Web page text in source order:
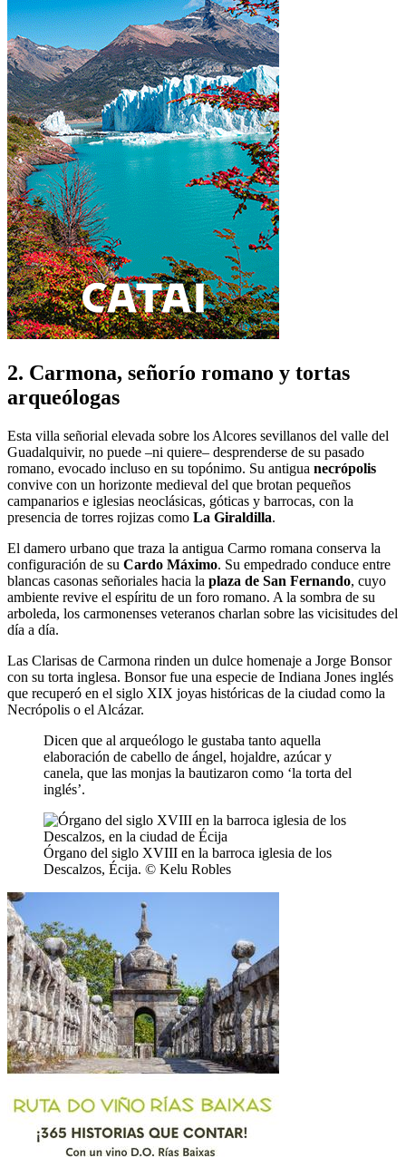
2. Carmona, señorío romano y tortas
arqueólogas
Esta villa señorial elevada sobre los Alcores sevillanos del valle del
Guadalquivir, no puede –ni quiere– desprenderse de su pasado
romano, evocado incluso en su topónimo. Su antigua necrópolis
convive con un horizonte medieval del que brotan pequeños
campanarios e iglesias neoclásicas, góticas y barrocas, con la
presencia de torres rojizas como La Giraldilla.
El damero urbano que traza la antigua Carmo romana conserva la
configuración de su Cardo Máximo. Su empedrado conduce entre
blancas casonas señoriales hacia la plaza de San Fernando, cuyo
ambiente revive el espíritu de un foro romano. A la sombra de su
arboleda, los carmonenses veteranos charlan sobre las vicisitudes del
día a día.
Las Clarisas de Carmona rinden un dulce homenaje a Jorge Bonsor
con su torta inglesa. Bonsor fue una especie de Indiana Jones inglés
que recuperó en el siglo XIX joyas históricas de la ciudad como la
Necrópolis o el Alcázar.
Dicen que al arqueólogo le gustaba tanto aquella
elaboración de cabello de ángel, hojaldre, azúcar y
canela, que las monjas la bautizaron como ‘la torta del
inglés’.
Órgano del siglo XVIII en la barroca iglesia de los
Descalzos, Écija. © Kelu Robles